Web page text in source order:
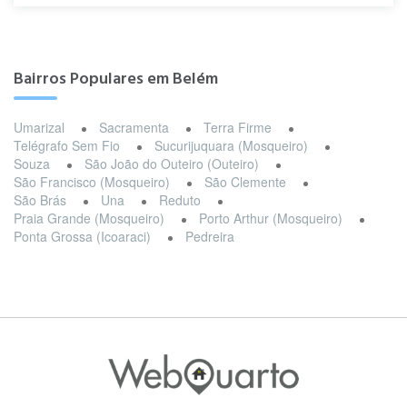
Bairros Populares em Belém
Umarizal Sacramenta
Terra Firme
Telégrafo Sem Fio
Sucurijuquara (Mosqueiro)
Souza
São João do Outeiro (Outeiro)
São Francisco (Mosqueiro)
São Clemente
São Brás
Una
Reduto
Praia Grande (Mosqueiro)
Porto Arthur (Mosqueiro)
Ponta Grossa (Icoaraci)
Pedreira